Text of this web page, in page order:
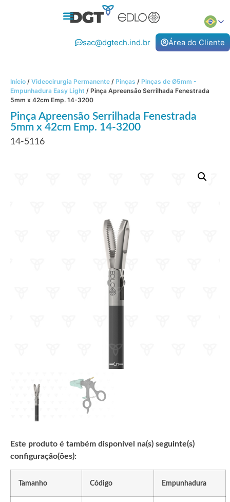
sac@dgtech.ind.br Área do Cliente
Início / Videocirurgia Permanente / Pinças / Pinças de Ø5mm -
Empunhadura Easy Light / Pinça Apreensão Serrilhada Fenestrada
5mm x 42cm Emp. 14-3200
Pinça Apreensão Serrilhada Fenestrada
5mm x 42cm Emp. 14-3200
14-5116
Este produto é também disponível na(s) seguinte(s)
configuração(ões):
Tamanho Código Empunhadura